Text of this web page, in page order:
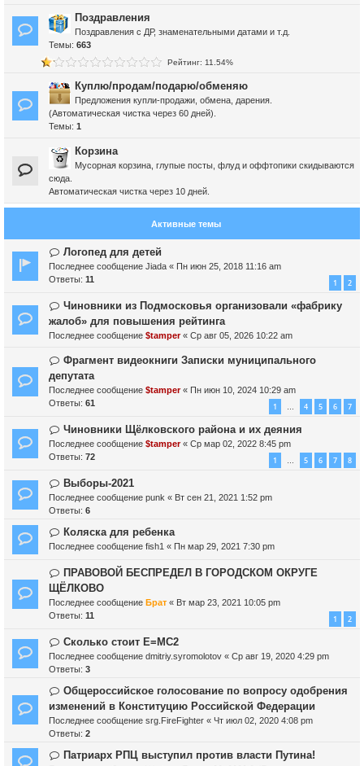
Поздравления
Поздравления с ДР, знаменательными датами и т.д.
Темы: 663
Рейтинг: 11.54%
Куплю/продам/подарю/обменяю
Предложения купли-продажи, обмена, дарения.
(Автоматическая чистка через 60 дней).
Темы: 1
Корзина
Мусорная корзина, глупые посты, флуд и оффтопики скидываются
сюда.
Автоматическая чистка через 10 дней.
Активные темы
Логопед для детей
Последнее сообщение Jiada « Пн июн 25, 2018 11:16 am
Ответы: 11 1 2
Чиновники из Подмосковья организовали «фабрику
жалоб» для повышения рейтинга
Последнее сообщение $tamper« Ср авг 05, 2026 10:22 am
Фрагмент видеокниги Записки муниципального
депутата
Последнее сообщение $tamper« Пн июн 10, 2024 10:29 am
Ответы: 61 1 … 4 5 6 7
Чиновники Щёлковского района и их деяния
Последнее сообщение $tamper« Ср мар 02, 2022 8:45 pm
Ответы: 72 1 … 5 6 7 8
Выборы-2021
Последнее сообщение punk « Вт сен 21, 2021 1:52 pm
Ответы: 6
Коляска для ребенка
Последнее сообщение fish1 « Пн мар 29, 2021 7:30 pm
ПРАВОВОЙ БЕСПРЕДЕЛ В ГОРОДСКОМ ОКРУГЕ
ЩЁЛКОВО
Последнее сообщение Брат « Вт мар 23, 2021 10:05 pm
Ответы: 11 1 2
Cколько стоит Е=МС2
Последнее сообщение dmitriy.syromolotov « Ср авг 19, 2020 4:29 pm
Ответы: 3
Общероссийское голосование по вопросу одобрения
изменений в Конституцию Российской Федерации
Последнее сообщение srg.FireFighter « Чт июл 02, 2020 4:08 pm
Ответы: 2
Патриарх РПЦ выступил против власти Путина!